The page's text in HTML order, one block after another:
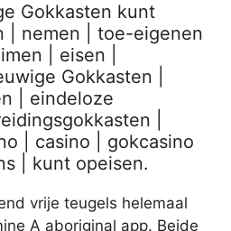
Gokkasten kunt
| nemen | toe-eigenen
| eisen |
Gokkasten |
| eindeloze
|
| casino | gokcasino
| kunt opeisen.
vrije teugels helemaal
A aboriginal app. Beide